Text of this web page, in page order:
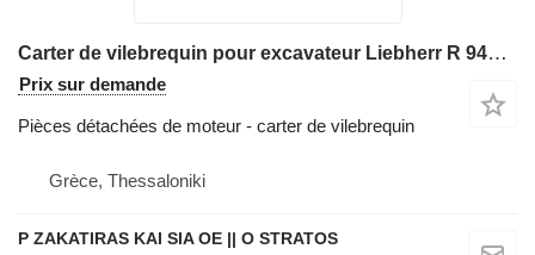
Carter de vilebrequin pour excavateur Liebherr R 944 HD
Prix sur demande
Pièces détachées de moteur - carter de vilebrequin
Grèce, Thessaloniki
P ZAKATIRAS KAI SIA OE || O STRATOS